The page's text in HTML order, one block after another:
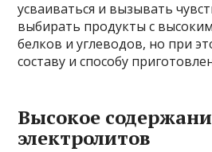
усваиваться и вызывать
выбирать продукты с
белков и углеводов, но при
составу и способу
Высокое
электролитов